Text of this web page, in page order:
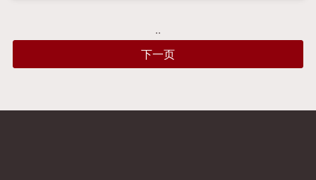
..
下一页